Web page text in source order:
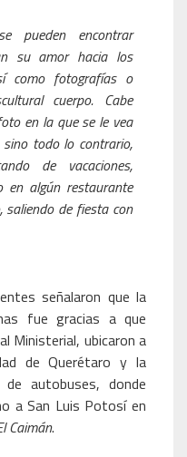
pueden encontrar
su amor hacia los
como fotografías o
cuerpo. Cabe
en la que se le vea
sino todo lo contrario,
de vacaciones,
en algún restaurante
saliendo de fiesta con
señalaron que la
fue gracias a que
Ministerial, ubicaron a
de Querétaro y la
autobuses, donde
a San Luis Potosí en
Caimán.